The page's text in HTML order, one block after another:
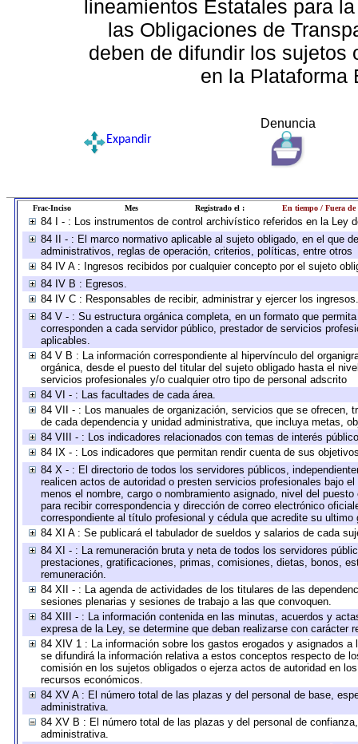
lineamientos Estatales para
las Obligaciones de
deben de difundir los sujetos
en la Plataforma
Denuncia
Expandir
Frac-Inciso Mes Registrado el : En tiempo / Fuera de
84 I - : Los instrumentos de control archivístico referidos en la Ley
84 II - : El marco normativo aplicable al sujeto obligado, en el que
administrativos, reglas de operación, criterios, políticas, entre otros
84 IV A : Ingresos recibidos por cualquier concepto por el sujeto
84 IV B : Egresos.
84 IV C : Responsables de recibir, administrar y ejercer los ingresos.
84 V - : Su estructura orgánica completa, en un formato que
corresponden a cada servidor público, prestador de servicios
aplicables.
84 V B : La información correspondiente al hipervínculo del
orgánica, desde el puesto del titular del sujeto obligado hasta el
servicios profesionales y/o cualquier otro tipo de personal adscrito
84 VI - : Las facultades de cada área.
84 VII - : Los manuales de organización, servicios que se
de cada dependencia y unidad administrativa, que incluya metas,
84 VIII - : Los indicadores relacionados con temas de interés
84 IX - : Los indicadores que permitan rendir cuenta de sus
84 X - : El directorio de todos los servidores públicos,
realicen actos de autoridad o presten servicios profesionales bajo
menos el nombre, cargo o nombramiento asignado, nivel del
para recibir correspondencia y dirección de correo electrónico
correspondiente al título profesional y cédula que acredite su ultimo
84 XI A : Se publicará el tabulador de sueldos y salarios de cada
84 XI - : La remuneración bruta y neta de todos los servidores
prestaciones, gratificaciones, primas, comisiones, dietas, bonos,
remuneración.
84 XII - : La agenda de actividades de los titulares de las
sesiones plenarias y sesiones de trabajo a las que convoquen.
84 XIII - : La información contenida en las minutas, acuerdos y
expresa de la Ley, se determine que deban realizarse con carácter
84 XIV 1 : La información sobre los gastos erogados y asignados
se difundirá la información relativa a estos conceptos respecto de
comisión en los sujetos obligados o ejerza actos de autoridad en
recursos económicos.
84 XV A : El número total de las plazas y del personal de base,
administrativa.
84 XV B : El número total de las plazas y del personal de
administrativa.